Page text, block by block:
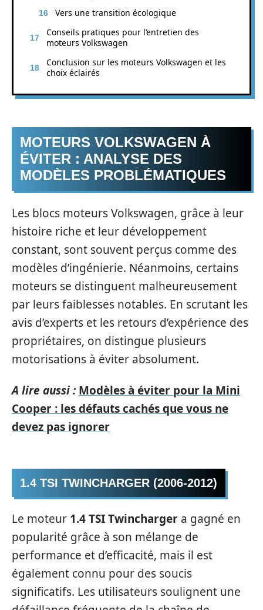
Vers une transition écologique
Conseils pratiques pour l’entretien des
moteurs Volkswagen
Conclusion sur les moteurs Volkswagen et les
choix éclairés
MOTEURS VOLKSWAGEN À
ÉVITER : ANALYSE DES
MODÈLES PROBLÉMATIQUES
Les blocs moteurs Volkswagen, grâce à leur
histoire riche et leur développement
constant, sont souvent perçus comme des
modèles d’ingénierie. Néanmoins, certains
moteurs se distinguent malheureusement
par leurs faiblesses notables. En scrutant les
avis d’experts et les retours d’expérience des
propriétaires, on distingue plusieurs
motorisations à éviter absolument.
A lire aussi : Modèles à éviter pour la Mini
Cooper : les défauts cachés que vous ne
devez pas ignorer
1.4 TSI TWINCHARGER (2006-2012)
Le moteur 1.4 TSI Twincharger a gagné en
popularité grâce à son mélange de
performance et d’efficacité, mais il est
également connu pour des soucis
significatifs. Les utilisateurs soulignent une